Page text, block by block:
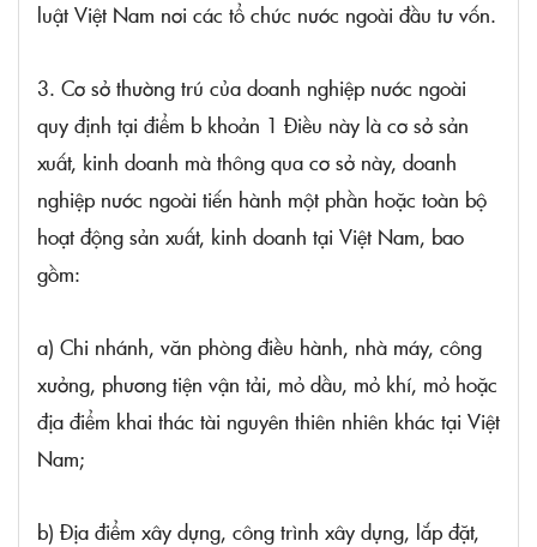
luật Việt Nam nơi các tổ chức nước ngoài đầu tư vốn.
3. Cơ sở thường trú của doanh nghiệp nước ngoài
quy định tại điểm b khoản 1 Điều này là cơ sở sản
xuất, kinh doanh mà thông qua cơ sở này, doanh
nghiệp nước ngoài tiến hành một phần hoặc toàn bộ
hoạt động sản xuất, kinh doanh tại Việt Nam, bao
gồm:
a) Chi nhánh, văn phòng điều hành, nhà máy, công
xưởng, phương tiện vận tải, mỏ dầu, mỏ khí, mỏ hoặc
địa điểm khai thác tài nguyên thiên nhiên khác tại Việt
Nam;
b) Địa điểm xây dựng, công trình xây dựng, lắp đặt,